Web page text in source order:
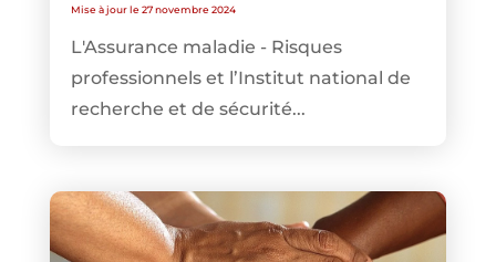
Mise à jour le 27 novembre 2024
L'Assurance maladie - Risques
professionnels et l’Institut national de
recherche et de sécurité...